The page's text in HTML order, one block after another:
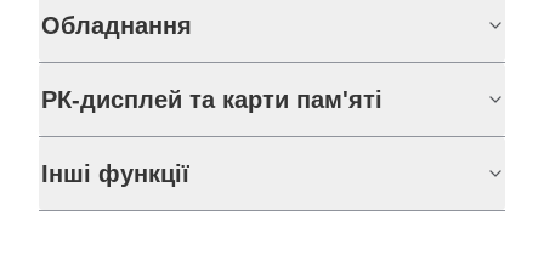
Обладнання
РК-дисплей та карти пам'яті
Інші функції